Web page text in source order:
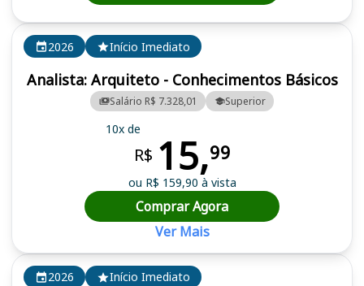
2026 Início Imediato
2026 Início Imediato
Analista: Arquiteto - Conhecimentos Básicos
Salário R$ 7.328,01 Superior
10x de
R$ 15,99
ou R$ 159,90 à vista
Comprar Agora
Ver Mais